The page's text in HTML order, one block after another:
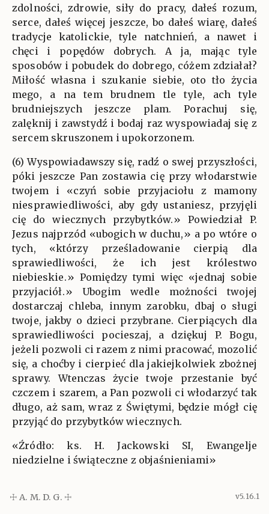
zdolności, zdrowie, siły do pracy, dałeś rozum,
serce, dałeś więcej jeszcze, bo dałeś wiarę, dałeś
tradycje katolickie, tyle natchnień, a nawet i
chęci i popędów dobrych. A ja, mając tyle
sposobów i pobudek do dobrego, cóżem zdziałał?
Miłość własna i szukanie siebie, oto tło życia
mego, a na tem brudnem tle tyle, ach tyle
brudniejszych jeszcze plam. Porachuj się,
zalęknij i zawstydź i bodaj raz wyspowiadaj się z
sercem skruszonem i upokorzonem.
(6) Wyspowiadawszy się, radź o swej przyszłości,
póki jeszcze Pan zostawia cię przy włodarstwie
twojem i «czyń sobie przyjaciołu z mamony
niesprawiedliwości, aby gdy ustaniesz, przyjęli
cię do wiecznych przybytków.» Powiedział P.
Jezus najprzód «ubogich w duchu,» a po wtóre o
tych, «którzy prześladowanie cierpią dla
sprawiedliwości, że ich jest królestwo
niebieskie.» Pomiędzy tymi więc «jednaj sobie
przyjaciół.» Ubogim wedle możności twojej
dostarczaj chleba, innym zarobku, dbaj o sługi
twoje, jakby o dzieci przybrane. Cierpiących dla
sprawiedliwości pocieszaj, a dziękuj P. Bogu,
jeżeli pozwoli ci razem z nimi pracować, mozolić
się, a choćby i cierpieć dla jakiejkolwiek zbożnej
sprawy. Wtenczas życie twoje przestanie być
czczem i szarem, a Pan pozwoli ci włodarzyć tak
długo, aż sam, wraz z Świętymi, będzie mógł cię
przyjąć do przybytków wiecznych.
«Źródło: ks. H. Jackowski SI, Ewangelje
niedzielne i świąteczne z objaśnieniami»
☩ A. M. D. G. ☩ v5.16.1